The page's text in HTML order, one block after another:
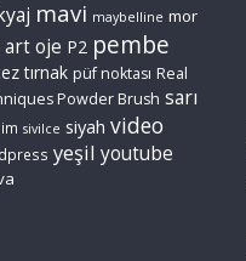
mavi maybelline mor
artoje P2 pembe
tırnak püf noktası Real
Powder Brush sarı
sivilce siyah video
yeşil youtube